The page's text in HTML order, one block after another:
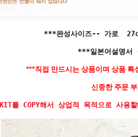
***완성사이즈-- 가로
***일본어설명서
***직접 만드시는 상품이며 상품 특
신중한 주문
를 COPY해서 상업적 목적으로 사용